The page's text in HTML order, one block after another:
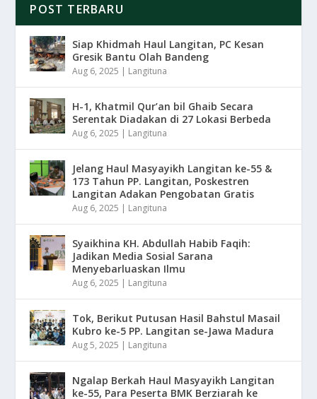
POST TERBARU
Siap Khidmah Haul Langitan, PC Kesan
Gresik Bantu Olah Bandeng
Aug 6, 2025 | Langituna
H-1, Khatmil Qur’an bil Ghaib Secara
Serentak Diadakan di 27 Lokasi Berbeda
Aug 6, 2025 | Langituna
Jelang Haul Masyayikh Langitan ke-55 &
173 Tahun PP. Langitan, Poskestren
Langitan Adakan Pengobatan Gratis
Aug 6, 2025 | Langituna
Syaikhina KH. Abdullah Habib Faqih:
Jadikan Media Sosial Sarana
Menyebarluaskan Ilmu
Aug 6, 2025 | Langituna
Tok, Berikut Putusan Hasil Bahstul Masail
Kubro ke-5 PP. Langitan se-Jawa Madura
Aug 5, 2025 | Langituna
Ngalap Berkah Haul Masyayikh Langitan
ke-55, Para Peserta BMK Berziarah ke